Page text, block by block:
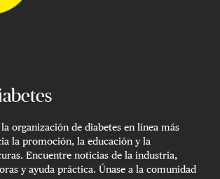
la organización de diabetes en línea más
la promoción, la educación y la
Encuentre noticias de la industria,
y ayuda práctica. Únase a la comunidad